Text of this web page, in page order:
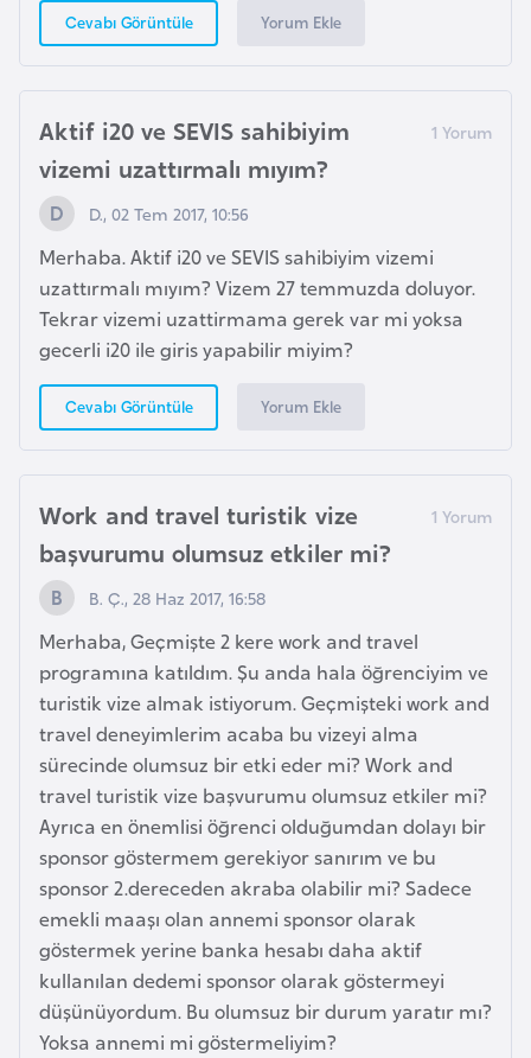
Cevabı Görüntüle Yorum Ekle
Aktif i20 ve SEVIS sahibiyim
vizemi uzattırmalı mıyım?
D., 02 Tem 2017, 10:56
Merhaba. Aktif i20 ve SEVIS sahibiyim vizemi
uzattırmalı mıyım? Vizem 27 temmuzda doluyor.
Tekrar vizemi uzattirmama gerek var mi yoksa
gecerli i20 ile giris yapabilir miyim?
Cevabı Görüntüle Yorum Ekle
Work and travel turistik vize
başvurumu olumsuz etkiler mi?
B. Ç., 28 Haz 2017, 16:58
Merhaba, Geçmişte 2 kere work and travel
programına katıldım. Şu anda hala öğrenciyim ve
turistik vize almak istiyorum. Geçmişteki work and
travel deneyimlerim acaba bu vizeyi alma
sürecinde olumsuz bir etki eder mi? Work and
travel turistik vize başvurumu olumsuz etkiler mi?
Ayrıca en önemlisi öğrenci olduğumdan dolayı bir
sponsor göstermem gerekiyor sanırım ve bu
sponsor 2.dereceden akraba olabilir mi? Sadece
emekli maaşı olan annemi sponsor olarak
göstermek yerine banka hesabı daha aktif
kullanılan dedemi sponsor olarak göstermeyi
düşünüyordum. Bu olumsuz bir durum yaratır mı?
Yoksa annemi mi göstermeliyim?
y
a
G
a
n
a
G
i
n
B
i
s
a
u
G
i
n
e
G
r
e
n
a
d
a